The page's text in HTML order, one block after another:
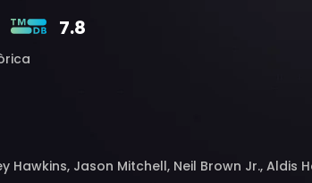
7.8
Hawkins, Jason Mitchell, Neil Brown Jr., Aldis